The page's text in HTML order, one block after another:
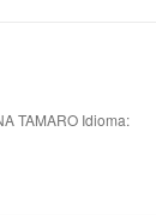
TAMARO Idioma: